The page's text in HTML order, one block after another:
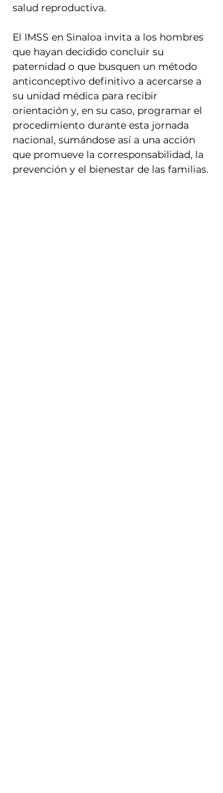
salud reproductiva.
El IMSS en Sinaloa invita a los hombres
que hayan decidido concluir su
paternidad o que busquen un método
anticonceptivo definitivo a acercarse a
su unidad médica para recibir
orientación y, en su caso, programar el
procedimiento durante esta jornada
nacional, sumándose así a una acción
que promueve la corresponsabilidad, la
prevención y el bienestar de las familias.